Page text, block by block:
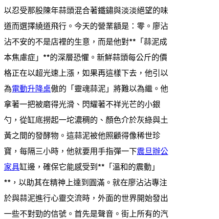
以忍受那股陳年蒜頭混合著鐵鏽與淡淡絕望的味
道而選擇繞道飛行。今天的營業額是：零。廖沾
沾不安的不是店裡的生意，而是他對**「蒜泥成
本焦慮症」**的深層恐懼。新鮮蒜頭每公斤的價
格正在以超光速上漲，如果再這樣下去，他引以
為電動升降桌傲的「靈魂蒜泥」將難以為繼。他
拿著一把被磨得光滑、閃耀著不祥光芒的小銀
勺，從缸底撈起一坨濃稠的、顏色介於灰綠與土
黃之間的發酵物。這蒜泥被他照顧得像稀世珍
寶，每隔三小時，他就要用手指彈一下震旦辦公
家具缸邊，確保它能感受到**「溫和的震動」
**，以助其在精神上達到圓滿。就在廖沾沾專注
於與蒜泥進行心靈交流時，外面的世界開始發出
一些不對勁的信號。首先是聲音。街上所有的汽